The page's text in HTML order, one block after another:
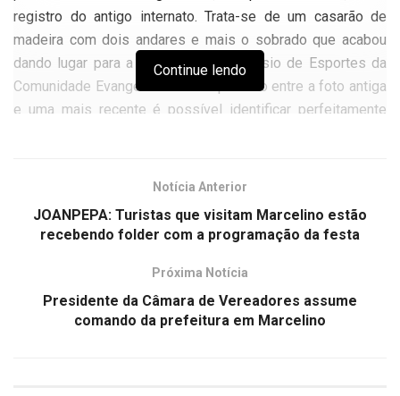
registro do antigo internato. Trata-se de um casarão de
madeira com dois andares e mais o sobrado que acabou
dando lugar para a construção do Ginásio de Esportes da
Comunidade Evangélica. No comparativo entre a foto antiga
e uma mais recente é possível identificar perfeitamente
acesso ao internato, ainda estavam lá até pouco tempo,
concluída. Um recorte histórico que serve para reascender
a edificação que já não existe mais.
Continue lendo
Notícia Anterior
JOANPEPA: Turistas que visitam Marcelino estão
recebendo folder com a programação da festa
Próxima Notícia
Presidente da Câmara de Vereadores assume
comando da prefeitura em Marcelino